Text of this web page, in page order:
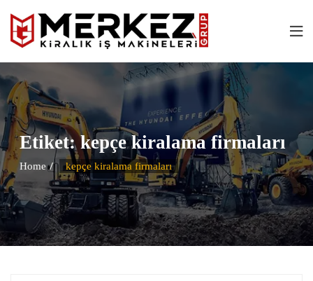
Etiket:kepçe kiralama firmaları
Home kepçe kiralama firmaları